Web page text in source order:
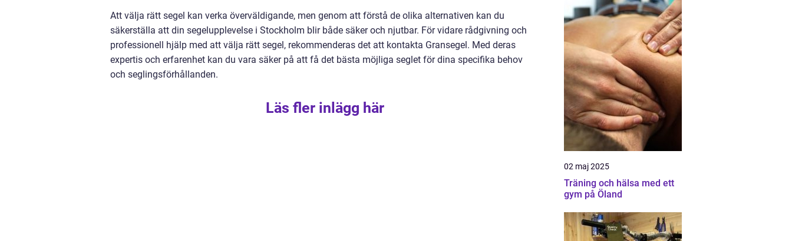
Att välja rätt segel kan verka överväldigande, men genom att förstå de olika alternativen kan du
säkerställa att din segelupplevelse i Stockholm blir både säker och njutbar. För vidare rådgivning och
professionell hjälp med att välja rätt segel, rekommenderas det att kontakta Gransegel. Med deras
expertis och erfarenhet kan du vara säker på att få det bästa möjliga seglet för dina specifika behov
och seglingsförhållanden.
Läs fler inlägg här
02 maj 2025
Träning och hälsa med ett
gym på Öland